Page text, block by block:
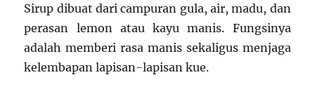
Sirup dibuat dari campuran gula, air, madu, dan
perasan lemon atau kayu manis. Fungsinya
adalah memberi rasa manis sekaligus menjaga
kelembapan lapisan-lapisan kue.